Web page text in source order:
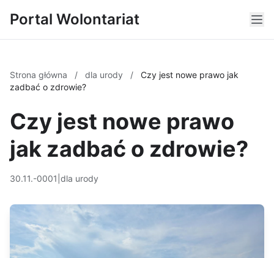
Portal Wolontariat
Strona główna / dla urody /
Czy jest nowe prawo jak
zadbać o zdrowie?
Czy jest nowe prawo
jak zadbać o zdrowie?
30.11.-0001 dla urody